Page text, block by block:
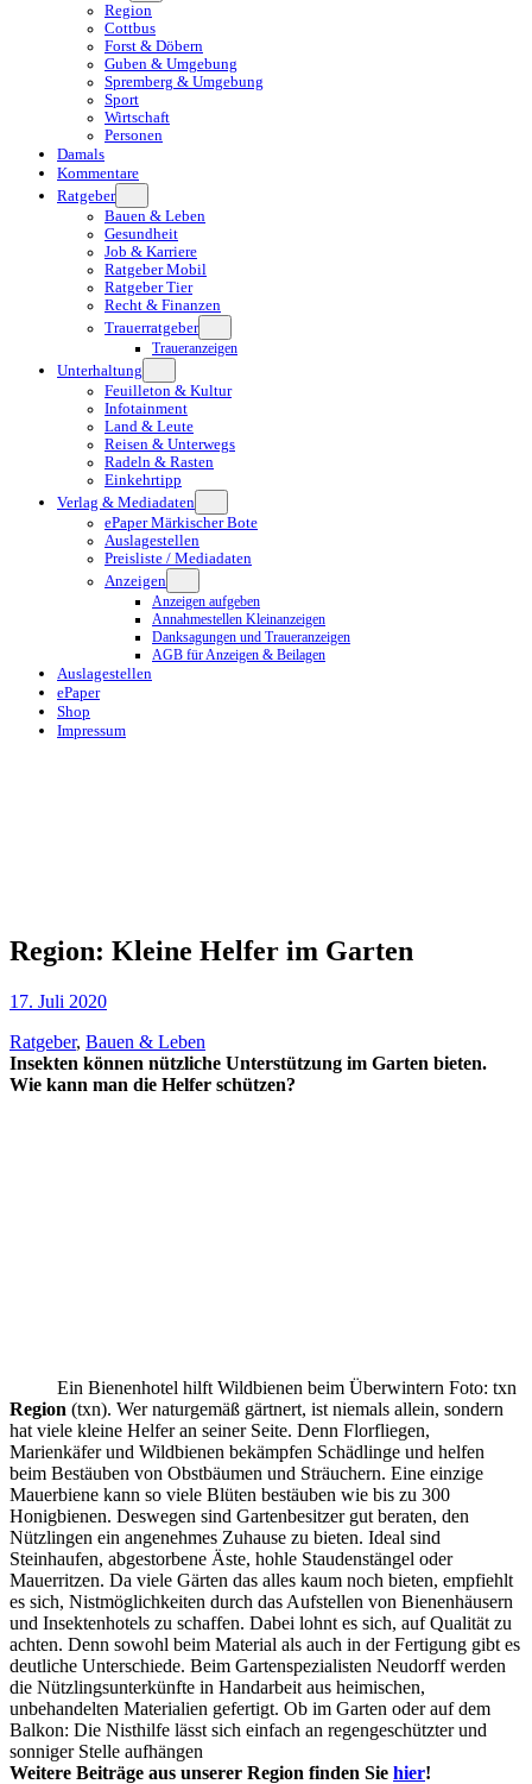
Region
Cottbus
Forst & Döbern
Guben & Umgebung
Spremberg & Umgebung
Sport
Wirtschaft
Personen
Damals
Kommentare
Ratgeber
Bauen & Leben
Gesundheit
Job & Karriere
Ratgeber Mobil
Ratgeber Tier
Recht & Finanzen
Trauerratgeber
Traueranzeigen
Unterhaltung
Feuilleton & Kultur
Infotainment
Land & Leute
Reisen & Unterwegs
Radeln & Rasten
Einkehrtipp
Verlag & Mediadaten
ePaper Märkischer Bote
Auslagestellen
Preisliste / Mediadaten
Anzeigen
Anzeigen aufgeben
Annahmestellen Kleinanzeigen
Danksagungen und Traueranzeigen
AGB für Anzeigen & Beilagen
Auslagestellen
ePaper
Shop
Impressum
Region: Kleine Helfer im Garten
17. Juli 2020
Ratgeber, Bauen & Leben
Insekten können nützliche Unterstützung im Garten bieten.
Wie kann man die Helfer schützen?
Ein Bienenhotel hilft Wildbienen beim Überwintern Foto: txn
Region (txn). Wer naturgemäß gärtnert, ist niemals allein, sondern
hat viele kleine Helfer an seiner Seite. Denn Florfliegen,
Marienkäfer und Wildbienen bekämpfen Schädlinge und helfen
beim Bestäuben von Obstbäumen und Sträuchern. Eine einzige
Mauerbiene kann so viele Blüten bestäuben wie bis zu 300
Honigbienen. Deswegen sind Gartenbesitzer gut beraten, den
Nützlingen ein angenehmes Zuhause zu bieten. Ideal sind
Steinhaufen, abgestorbene Äste, hohle Staudenstängel oder
Mauerritzen. Da viele Gärten das alles kaum noch bieten, empfiehlt
es sich, Nistmöglichkeiten durch das Aufstellen von Bienenhäusern
und Insektenhotels zu schaffen. Dabei lohnt es sich, auf Qualität zu
achten. Denn sowohl beim Material als auch in der Fertigung gibt es
deutliche Unterschiede. Beim Gartenspezialisten Neudorff werden
die Nützlingsunterkünfte in Handarbeit aus heimischen,
unbehandelten Materialien gefertigt. Ob im Garten oder auf dem
Balkon: Die Nisthilfe lässt sich einfach an regengeschützter und
sonniger Stelle aufhängen
Weitere Beiträge aus unserer Region finden Sie hier!